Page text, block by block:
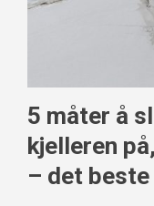
5 måter å
kjelleren
– det